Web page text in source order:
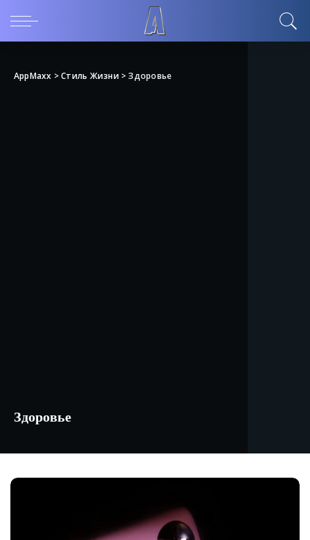
AppMaxx >Стиль Жизни>Здоровье
Здоровье